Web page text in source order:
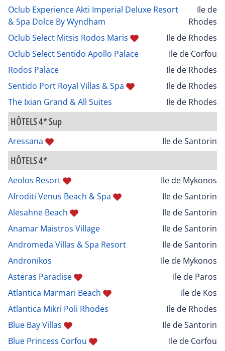
Oclub Experience Akti Imperial Deluxe Resort
& Spa Dolce By Wyndham
Ile de
Rhodes
Oclub Select Mitsis Rodos Maris
Ile de Rhodes
Oclub Select Sentido Apollo Palace
Ile de Corfou
Rodos Palace
Ile de Rhodes
Sentido Port Royal Villas & Spa
Ile de Rhodes
The Ixian Grand & All Suites
Ile de Rhodes
HÔTELS 4* Sup
Aressana Ile de Santorin
HÔTELS 4*
Aeolos Resort
Ile de Mykonos
Afroditi Venus Beach & Spa
Ile de Santorin
Alesahne Beach
Ile de Santorin
Anamar Maistros Village
Ile de Santorin
Andromeda Villas & Spa Resort
Ile de Santorin
Andronikos
Ile de Mykonos
Asteras Paradise
Ile de Paros
Atlantica Marmari Beach
Ile de Kos
Atlantica Mikri Poli Rhodes
Ile de Rhodes
Blue Bay Villas
Ile de Santorin
Blue Princess Corfou
Ile de Corfou